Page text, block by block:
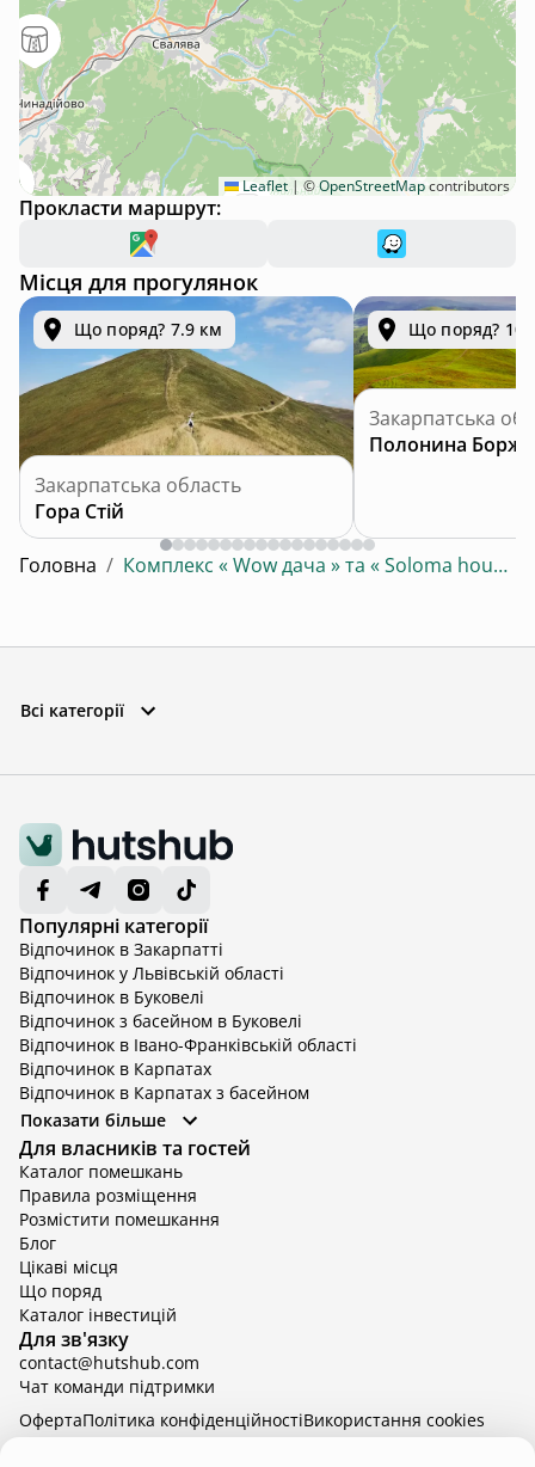
Leaflet | ©OpenStreetMapcontributors
Прокласти маршрут:
Місця для прогулянок
Що поряд? 7.9 км
Закарпатська область
Гора Стій
Що поряд?
Закарпатська
Полонина
Головна / Комплекс « Wow дача » та « Soloma house »
Всі категорії
Популярні категорії
Відпочинок в Закарпатті
Відпочинок у Львівській області
Відпочинок в Буковелі
Відпочинок з басейном в Буковелі
Відпочинок в Івано-Франківській області
Відпочинок в Карпатах
Відпочинок в Карпатах з басейном
Відпочинок в Київській області
Відпочинок в Київській області з басейном
Відпочинок в Тернопільській області
Відпочинок у Вінницькій області
Відпочинок в Яремче
Відпочинок у Львівській області з басейном
Відпочинок з басейном в Тернопільській області
Показати більше
Для власників та гостей
Каталог помешкань
Правила розміщення
Розмістити помешкання
Блог
Цікаві місця
Що поряд
Каталог інвестицій
Для зв'язку
contact@hutshub.com
Чат команди підтримки
hutshub | ©2026
ОфертаПолітика конфіденційностіBикористання cookies